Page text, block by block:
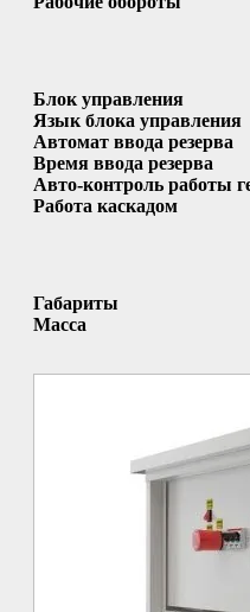
Блок управления
Язык блока управления
Автомат ввода резерва
Время ввода резерва
Авто-контроль работы
Работа каскадом
Габариты
Масса